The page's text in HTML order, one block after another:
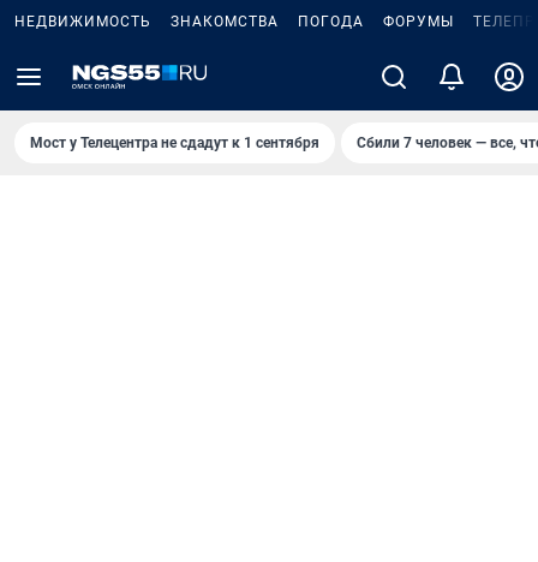
НЕДВИЖИМОСТЬ ЗНАКОМСТВА ПОГОДА ФОРУМЫ
Мост у Телецентра не сдадут к 1 сентября Сбили 7 человек — все,